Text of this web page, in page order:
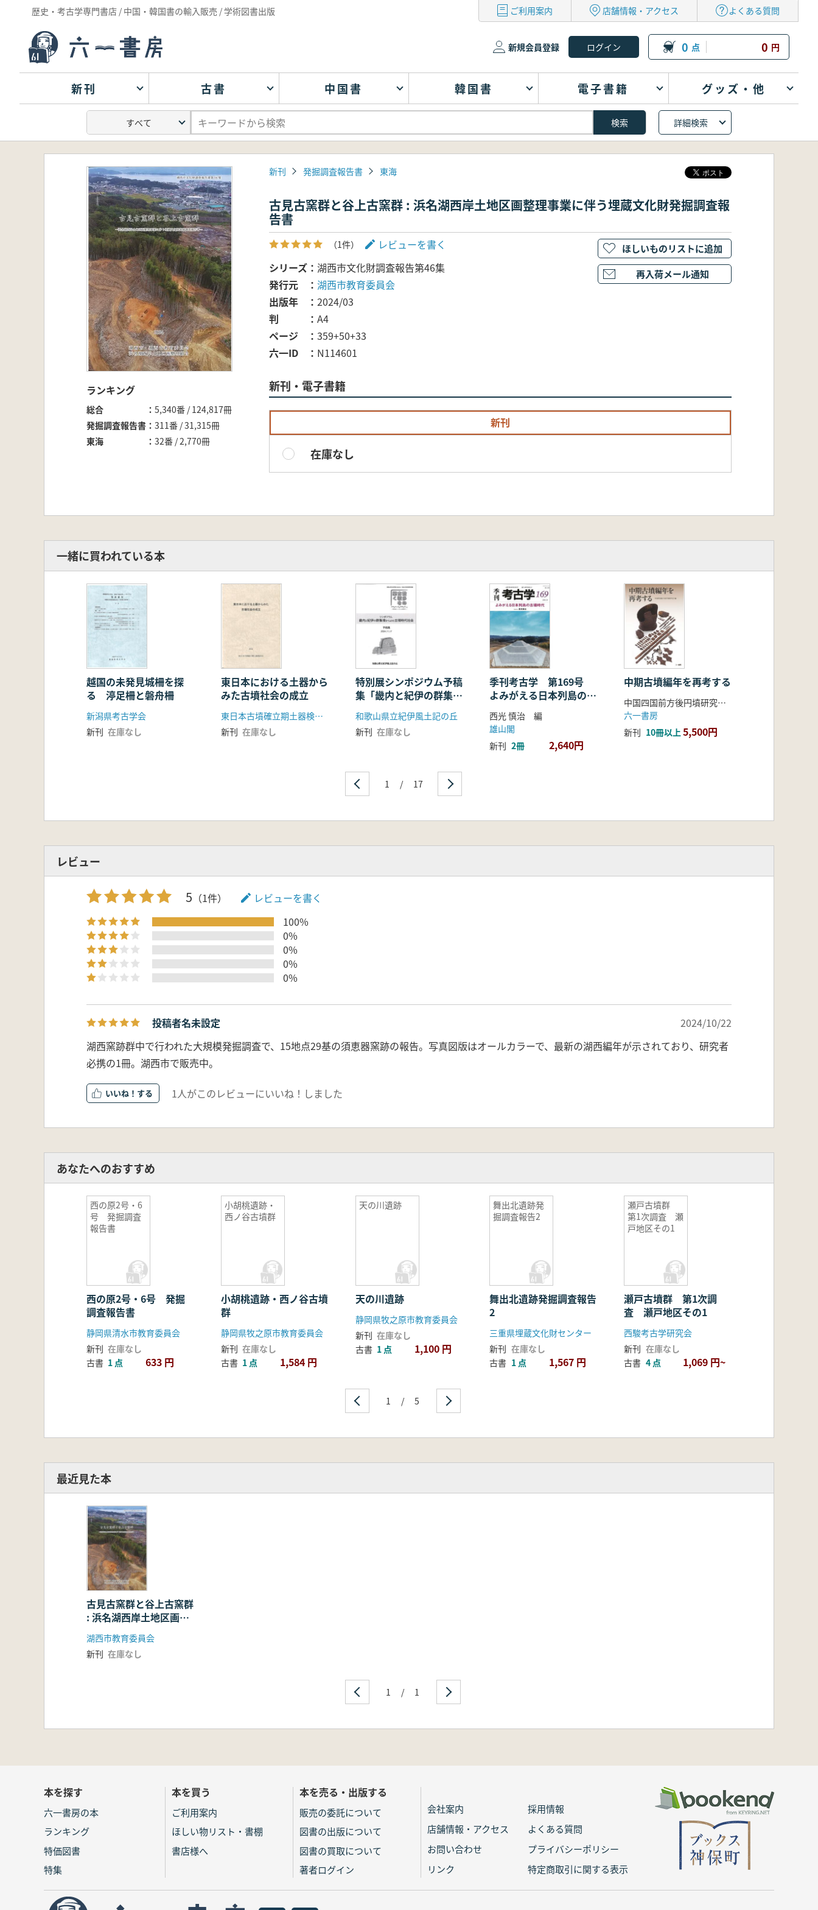
歴史・考古学専門書店 / 中国・韓国書の輸入販売 / 学術図書出版 ご利用案内 店舗情報・アクセス よくある質問
新規会員登録 0 点 0 円
新刊 古書 中国書 韓国書 電子書籍 グッズ・他
詳細検索
ランキング
総合
5,340番 / 124,817冊
発掘調査報告書
311番 / 31,315冊
東海
32番 / 2,770冊
新刊 発掘調査報告書 東海
古見古窯群と谷上古窯群 : 浜名湖西岸土地区画整理事業に伴う埋蔵文化財発掘調査報
告書
（1件）
レビューを書く
シリーズ
湖西市文化財調査報告第46集
発行元
湖西市教育委員会
出版年
2024/03
判
A4
ページ
359+50+33
六一ID
N114601
新刊・電子書籍
新刊
在庫なし
ほしいものリストに追加
再入荷メール通知
一緒に買われている本
越国の未発見城柵を探
る 渟足柵と磐舟柵
新潟県考古学会
新刊 在庫なし
東日本における土器から
みた古墳社会の成立
東日本古墳確立期土器検討会
新刊 在庫なし
特別展シンポジウム予稿
集「畿内と紀伊の群集墳
からよむ古墳時代社会」
和歌山県立紀伊風土記の丘
新刊 在庫なし
季刊考古学 第169号
よみがえる日本列島の古
墳時代
西光 慎治 編
雄山閣
新刊 2冊 2,640円
中期古墳編年を再考する
中国四国前方後円墳研究会 編
六一書房
新刊 10冊以上5,500円
1 / 17
レビュー
5 （1件）
レビューを書く
100%
0%
0%
0%
0%
投稿者名未設定
2024/10/22
湖西窯跡群中で行われた大規模発掘調査で、15地点29基の須恵器窯跡の報告。写真図版はオールカラーで、最新の湖西編年が示されており、研究者
必携の1冊。湖西市で販売中。
いいね！ 1人がこのレビューにいいね！しました
あなたへのおすすめ
西の原2号・6
号 発掘調査
報告書
西の原2号・6号 発掘
調査報告書
静岡県清水市教育委員会
新刊 在庫なし
古書 1 点 633 円
小胡桃遺跡・
西ノ谷古墳群
小胡桃遺跡・西ノ谷古墳
群
静岡県牧之原市教育委員会
新刊 在庫なし
古書 1 点 1,584 円
天の川遺跡
天の川遺跡
静岡県牧之原市教育委員会
新刊 在庫なし
古書 1 点 1,100 円
舞出北遺跡発
掘調査報告2
舞出北遺跡発掘調査報告
2
三重県埋蔵文化財センター
新刊 在庫なし
古書 1 点 1,567 円
瀬戸古墳群
第1次調査 瀬
戸地区その1
瀬戸古墳群 第1次調
査 瀬戸地区その1
西駿考古学研究会
新刊 在庫なし
古書 4 点 1,069 円~
1 / 5
最近見た本
古見古窯群と谷上古窯群
: 浜名湖西岸土地区画整
理事業に伴う埋蔵文化財
発掘調査報告書
湖西市教育委員会
新刊 在庫なし
1 / 1
本を探す
六一書房の本
ランキング
特価図書
特集
本を買う
ご利用案内
ほしい物リスト・書棚
書店様へ
本を売る・出版する
販売の委託について
図書の出版について
図書の買取について
著者ログイン
会社案内
採用情報
店舗情報・アクセス
よくある質問
お問い合わせ
プライバシーポリシー
リンク
特定商取引に関する表示